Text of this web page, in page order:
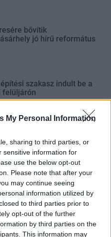
My Personal Information
sharing to third parties, or
sensitive information for
use the below opt-out
Please note that after your
may continue seeing
information utilized by
to third parties prior to
opt-out of the further
by third parties on the
This information may
bővítik
jó hírű református
szakasz indult be a
felüljárón